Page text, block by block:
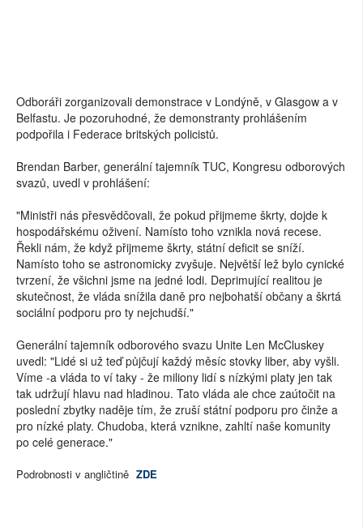
Odboráři zorganizovali demonstrace v Londýně, v Glasgow a v
Belfastu. Je pozoruhodné, že demonstranty prohlášením
podpořila i Federace britských policistů.
Brendan Barber, generální tajemník TUC, Kongresu odborových
svazů, uvedl v prohlášení:
"Ministři nás přesvědčovali, že pokud přijmeme škrty, dojde k
hospodářskému oživení. Namísto toho vznikla nová recese.
Řekli nám, že když přijmeme škrty, státní deficit se sníží.
Namísto toho se astronomicky zvyšuje. Největší lež bylo cynické
tvrzení, že všichni jsme na jedné lodi. Deprimující realitou je
skutečnost, že vláda snížila daně pro nejbohatší občany a škrtá
sociální podporu pro ty nejchudší."
Generální tajemník odborového svazu Unite Len McCluskey
uvedl: "Lidé si už teď půjčují každý měsíc stovky liber, aby vyšli.
Víme -a vláda to ví taky - že miliony lidí s nízkými platy jen tak
tak udržují hlavu nad hladinou. Tato vláda ale chce zaútočit na
poslední zbytky naděje tím, že zruší státní podporu pro činže a
pro nízké platy. Chudoba, která vznikne, zahltí naše komunity
po celé generace."
Podrobnosti v angličtině ZDE